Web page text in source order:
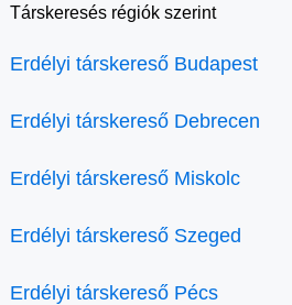
Társkeresés régiók szerint
Erdélyi társkereső Budapest
Erdélyi társkereső Debrecen
Erdélyi társkereső Miskolc
Erdélyi társkereső Szeged
Erdélyi társkereső Pécs